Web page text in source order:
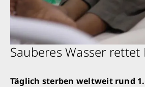
Sauberes Wasser
Täglich sterben weltweit rund